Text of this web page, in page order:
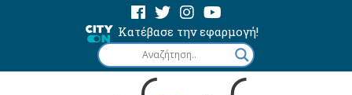
Κατέβασε την εφαρμογή!